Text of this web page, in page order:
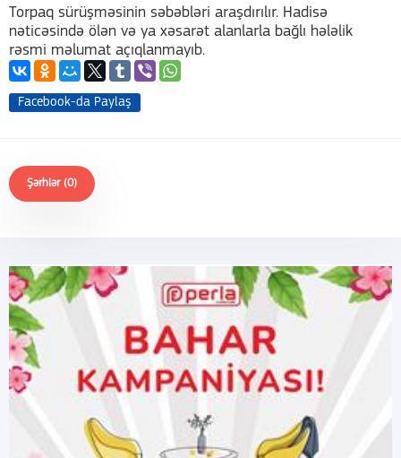
Torpaq sürüşməsinin səbəbləri araşdırılır. Hadisə
nəticəsində ölən və ya xəsarət alanlarla bağlı hələlik
rəsmi məlumat açıqlanmayıb.
Facebook-da Paylaş
Şərhlər (0)